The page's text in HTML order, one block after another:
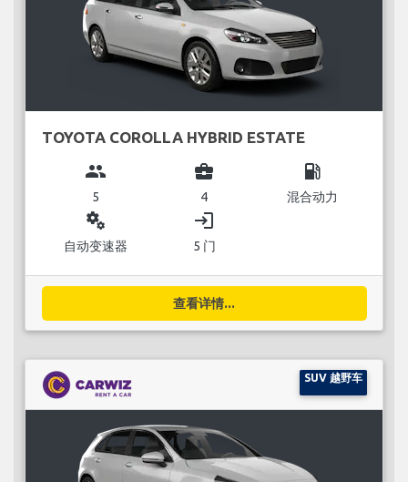
TOYOTA COROLLA HYBRID ESTATE
group
5
business_center
4
local_gas_station
混合动力
miscellaneous_services
自动变速器
login
5 门
查看详情...
SUV 越野车